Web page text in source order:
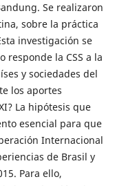
Se realizaron
sobre la práctica
investigación se
responde la CSS a la
y sociedades del
los aportes
La hipótesis que
esencial para que
Internacional
de Brasil y
Para ello,